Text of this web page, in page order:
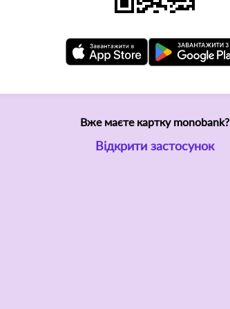
Вже маєте картку monobank?
Відкрити застосунок